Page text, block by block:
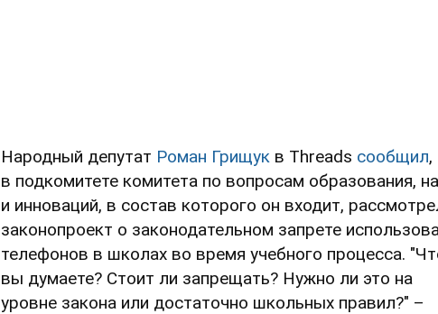
Народный депутат Роман Грищук в Threads сообщил,
в подкомитете комитета по вопросам образования,
и инноваций, в состав которого он входит,
законопроект о законодательном запрете
телефонов в школах во время учебного процесса.
вы думаете? Стоит ли запрещать? Нужно ли это на
уровне закона или достаточно школьных правил?" –